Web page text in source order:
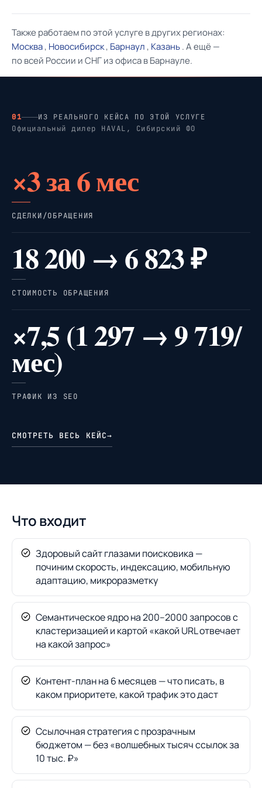
Также работаем по этой услуге в других регионах:
Москва, Новосибирск, Барнаул , Казань. А ещё —
по всей России и СНГ из офиса в Барнауле.
01 ИЗ РЕАЛЬНОГО КЕЙСА ПО ЭТОЙ УСЛУГЕ
Официальный дилер HAVAL, Сибирский ФО
×3 за 6 мес
СДЕЛКИ/ОБРАЩЕНИЯ
18 200 → 6 823 ₽
СТОИМОСТЬ ОБРАЩЕНИЯ
×7,5 (1 297 → 9 719/
мес)
ТРАФИК ИЗ SEO
СМОТРЕТЬ ВЕСЬ КЕЙС→
Что входит
Здоровый сайт глазами поисковика —
починим скорость, индексацию, мобильную
адаптацию, микроразметку
Семантическое ядро на 200–2000 запросов с
кластеризацией и картой «какой URL отвечает
на какой запрос»
Контент-план на 6 месяцев — что писать, в
каком приоритете, какой трафик это даст
Ссылочная стратегия с прозрачным
бюджетом — без «волшебных тысяч ссылок за
10 тыс. ₽»